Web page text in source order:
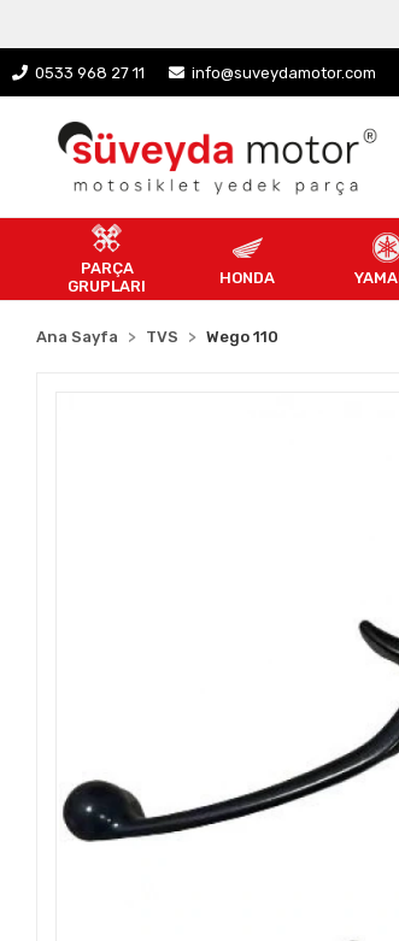
0533 968 27 11 info@suveydamotor.com
PARÇA
GRUPLARI
HONDA
Ana Sayfa TVS Wego 110